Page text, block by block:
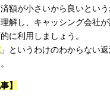
額が小さいから良いという
解し、キャッシング会社
に利用しましょう。
」というわけのわからない
】